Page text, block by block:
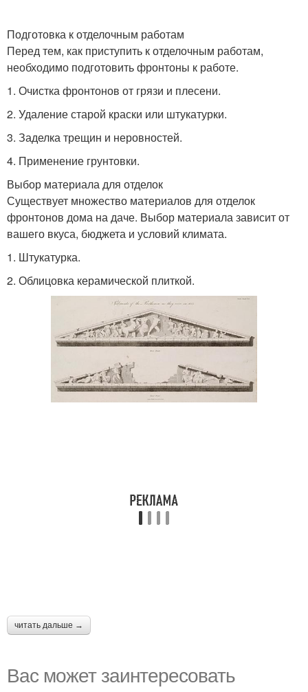
Подготовка к отделочным работам
Перед тем, как приступить к отделочным работам,
необходимо подготовить фронтоны к работе.
1. Очистка фронтонов от грязи и плесени.
2. Удаление старой краски или штукатурки.
3. Заделка трещин и неровностей.
4. Применение грунтовки.
Выбор материала для отделок
Существует множество материалов для отделок
фронтонов дома на даче. Выбор материала зависит от
вашего вкуса, бюджета и условий климата.
1. Штукатурка.
2. Облицовка керамической плиткой.
читать дальше →
Вас может заинтересовать